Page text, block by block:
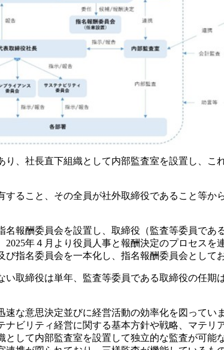
、社長直下組織として内部監査室を設置し、こ
ること、その全員が社外取締役であること等
報酬委員会を設置し、取締役（監査等委員で
年４月より役員人事と報酬決定のプロセス
指名委員会を一本化し、指名報酬委員会として
取締役は単年、監査等委員である取締役の任
な意思決定並びに経営活動の効率化を図って
ビリティ経営に関する基本方針や戦略、マテ
して内部監査室を設置して独立的な監査が可